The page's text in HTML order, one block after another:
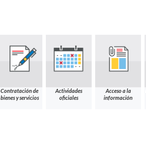
Contratación de
bienes y servicios
Actividades
oficiales
Acceso a la
información